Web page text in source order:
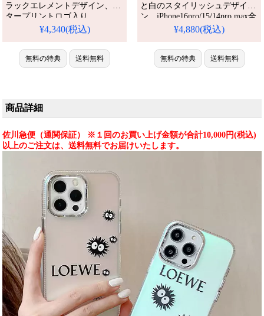
ラックエレメントデザイン、レ
タープリントロゴ入り。
iPhone16/15/15pro全機種対応。
ド、耐衝撃＆防水の多機能仕
様。かわいいロエベスタイルが
流行り、格安で手に入り、
ホケース黒・最安値）
¥4,340(税込)
無料の特典 送料無料
と白のスタイリッシュデザイ
ン。iPhone16pro/15/14pro max全
機種対応。芸能人も愛用する人
機能仕様。かわいいロエベスタ
イルが流行り、格安で手に入
り、iPhone17pro/16promaxケー
¥4,880(税込)
無料の特典 送料無料
商品詳細
佐川急便（通関保証） ※１回のお買い上げ金額が合計10,000円(税込)
以上のご注文は、送料無料でお届けいたします。